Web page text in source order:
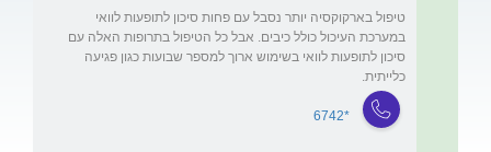
טיפול בארקוקסיה יותר נסבל עם פחות סיכון לתופעות לוואי
במערכת העיכול כולל כיבים. אבל כל הטיפול בתרופות האלה עם
סיכון לתופעות לוואי בשימוש ארוך למספר שבועות כגון פגיעה
כלייתית.
*6742